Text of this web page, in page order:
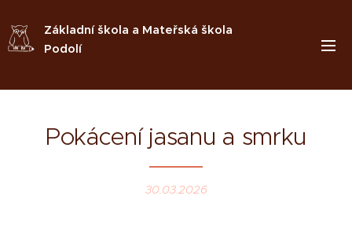
Základní škola a Mateřská škola
Podolí
Pokácení jasanu a smrku
30.03.2026